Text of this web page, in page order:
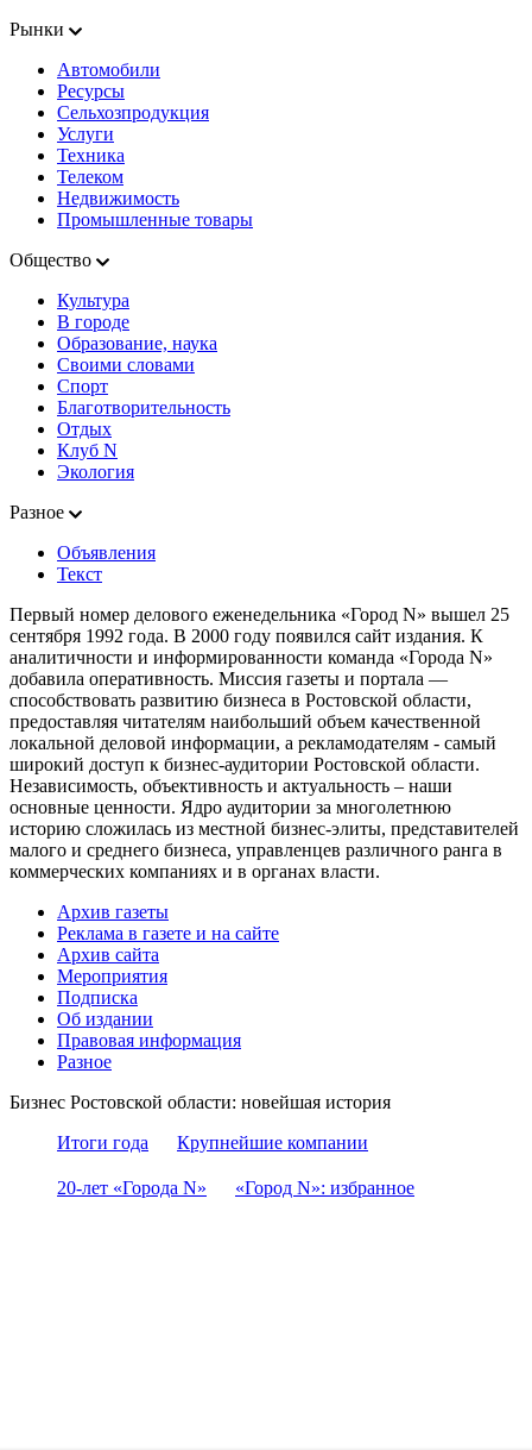
Рынки
Автомобили
Ресурсы
Сельхозпродукция
Услуги
Техника
Телеком
Недвижимость
Промышленные товары
Общество
Культура
В городе
Образование, наука
Своими словами
Спорт
Благотворительность
Отдых
Клуб N
Экология
Разное
Объявления
Текст
Первый номер делового еженедельника «Город N» вышел 25
сентября 1992 года. В 2000 году появился сайт издания. К
аналитичности и информированности команда «Города N»
добавила оперативность. Миссия газеты и портала —
способствовать развитию бизнеса в Ростовской области,
предоставляя читателям наибольший объем качественной
локальной деловой информации, а рекламодателям - самый
широкий доступ к бизнес-аудитории Ростовской области.
Независимость, объективность и актуальность – наши
основные ценности. Ядро аудитории за многолетнюю
историю сложилась из местной бизнес-элиты, представителей
малого и среднего бизнеса, управленцев различного ранга в
коммерческих компаниях и в органах власти.
Архив газеты
Реклама в газете и на сайте
Архив сайта
Мероприятия
Подписка
Об издании
Правовая информация
Разное
Бизнес Ростовской области: новейшая история
Итоги года
Крупнейшие компании
20-лет «Города N» «Город N»: избранное